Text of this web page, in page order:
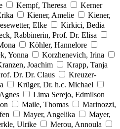
Kempf, Theresa
Kerner
Kiener, Amelie
Kiener,
Elke
Kirkici, Bedia
Rabbinerin, Prof. Dr. Elisa
Köhler, Hannelore
Yonna
Korzhenevich, Irina
Joachim
Krapp, Tanja
Dr. Dr. Claus
Kreuzer-
Krüger, Dr. h.c. Michael
Lima Serejo, Edmilson
Maile, Thomas
Marinozzi,
Mayer, Angelika
Mayer,
Ulrike
Merou, Annoula